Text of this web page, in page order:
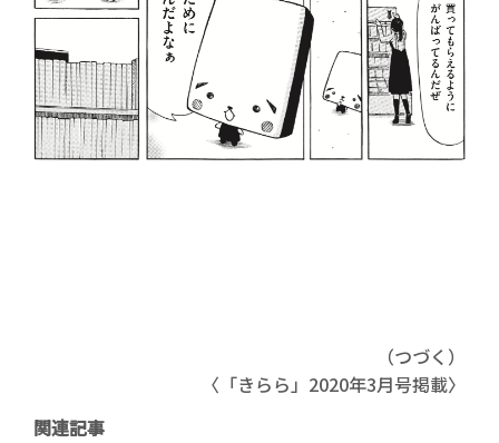
（つづく）
〈「きらら」2020年3月号掲載〉
関連記事